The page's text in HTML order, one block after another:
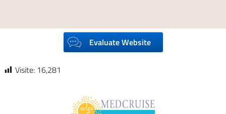
Evaluate Website
Visite: 16,281